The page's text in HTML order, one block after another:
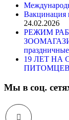
24.02.2026
РЕЖИМ
19 ЛЕТ НА
Мы в соц.